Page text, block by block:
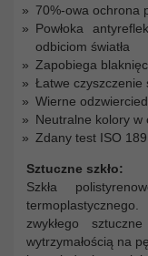
70%-owa ochrona
Powłoka
odbiciom światła
Zapobiega
Łatwe czyszczenie
Wierne
Neutralne kolory w
Zdany test ISO
Sztuczne szkło:
Szkła
zwykłego
wytrzymałością na